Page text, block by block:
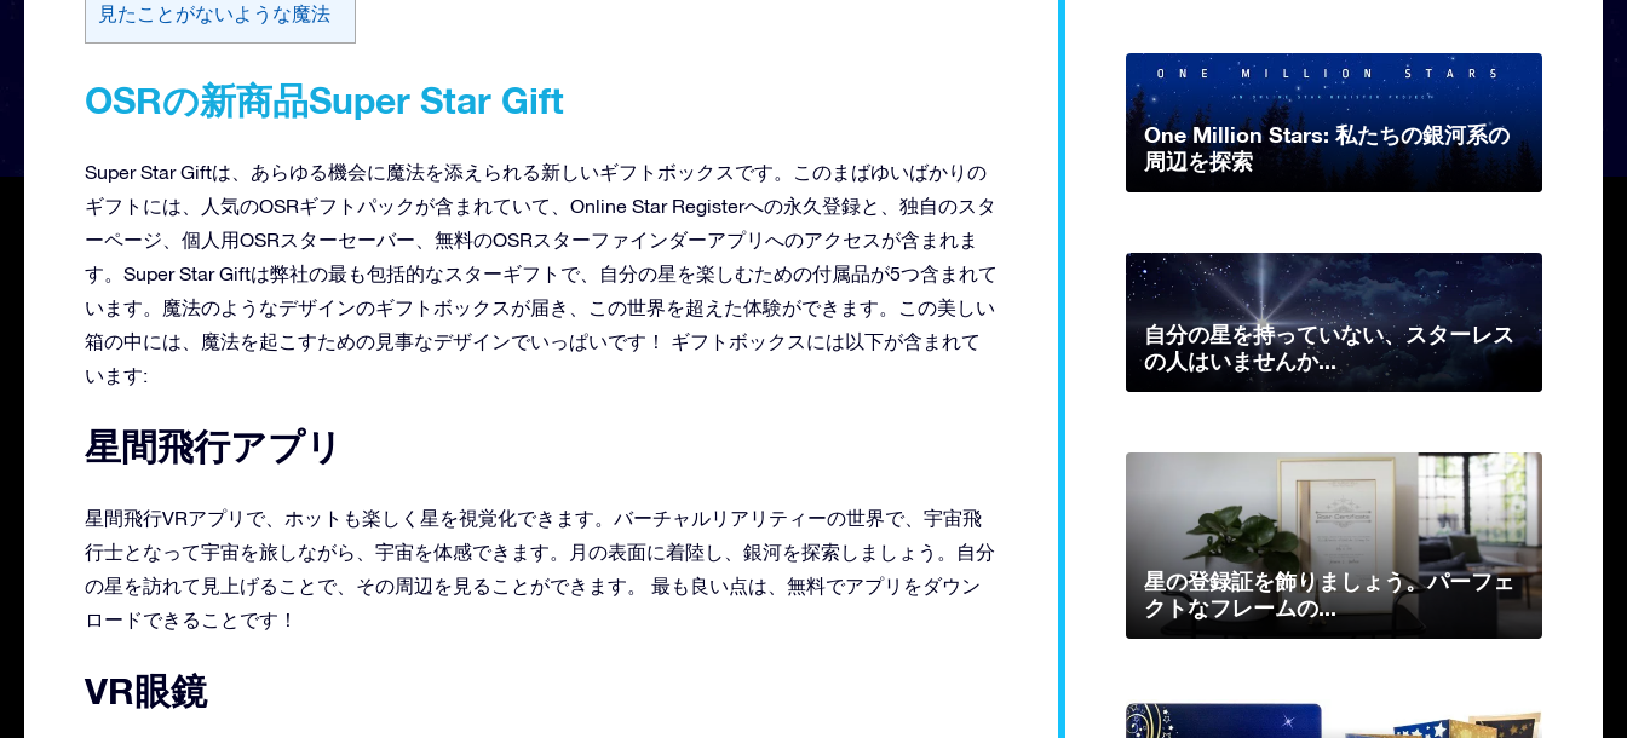
見たことがないような魔法
OSRの新商品Super Star Gift
Super Star Giftは、あらゆる機会に魔法を添えられる新しいギフトボックスです。このまばゆいばかりの
ギフトには、人気のOSRギフトパックが含まれていて、Online Star Registerへの永久登録と、独自のスタ
ーページ、個人用OSRスターセーバー、無料のOSRスターファインダーアプリへのアクセスが含まれま
す。Super Star Giftは弊社の最も包括的なスターギフトで、自分の星を楽しむための付属品が5つ含まれて
います。魔法のようなデザインのギフトボックスが届き、この世界を超えた体験ができます。この美しい
箱の中には、魔法を起こすための見事なデザインでいっぱいです！ ギフトボックスには以下が含まれて
います:
星間飛行アプリ
星間飛行VRアプリで、ホットも楽しく星を視覚化できます。バーチャルリアリティーの世界で、宇宙飛
行士となって宇宙を旅しながら、宇宙を体感できます。月の表面に着陸し、銀河を探索しましょう。自分
の星を訪れて見上げることで、その周辺を見ることができます。 最も良い点は、無料でアプリをダウン
ロードできることです！
VR眼鏡
One Million Stars: 私たちの銀河系の
周辺を探索
自分の星を持っていない、スターレス
の人はいませんか...
星の登録証を飾りましょう。パーフェ
クトなフレームの...